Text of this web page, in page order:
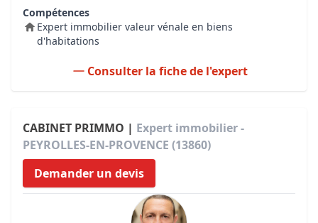
Compétences
Expert immobilier valeur vénale en biens
d'habitations
Consulter la fiche de l'expert
CABINET PRIMMO | Expert immobilier -
PEYROLLES-EN-PROVENCE (13860)
Demander un devis